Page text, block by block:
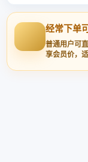
经常下单
普通用户可
享会员价，